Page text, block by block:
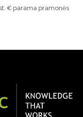
€ parama pramonės